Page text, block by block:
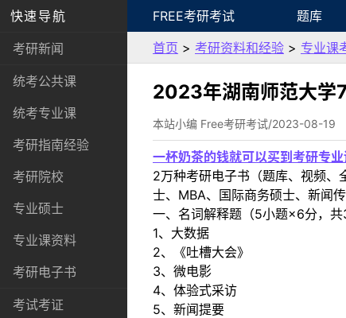
快速导航
考研新闻
统考公共课
统考专业课
考研指南经验
考研院校
专业硕士
专业课资料
考研电子书
考试考证
FREE考研考试 题库
首页 > 考研资料和经验 > 专业课
2023年湖南师范大学
本站小编 Free考研考试/2023-08-19
一杯奶茶的钱就可以买到考研专业
2万种考研电子书（题库、视频
士、MBA、国际商务硕士、新闻
一、名词解释题（5小题×6分，共
1、大数据
2、《吐槽大会》
3、微电影
4、体验式采访
5、新闻提要